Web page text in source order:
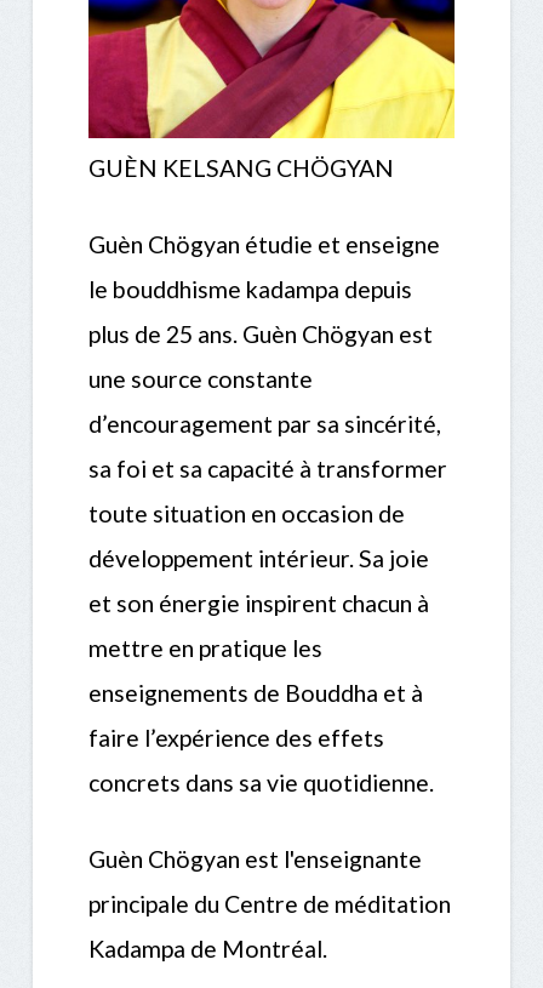
GUÈN KELSANG CHÖGYAN
Guèn Chögyan étudie et enseigne
le bouddhisme kadampa depuis
plus de 25 ans. Guèn Chögyan est
une source constante
d’encouragement par sa sincérité,
sa foi et sa capacité à transformer
toute situation en occasion de
développement intérieur. Sa joie
et son énergie inspirent chacun à
mettre en pratique les
enseignements de Bouddha et à
faire l’expérience des effets
concrets dans sa vie quotidienne.
Guèn Chögyan est l'enseignante
principale du Centre de méditation
Kadampa de Montréal.